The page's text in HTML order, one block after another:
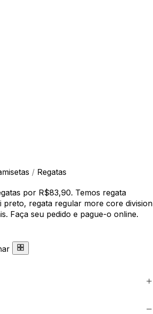
/ Regatas
por R$83,90. Temos regata
preto, regata regular more core division
Faça seu pedido e pague-o online.